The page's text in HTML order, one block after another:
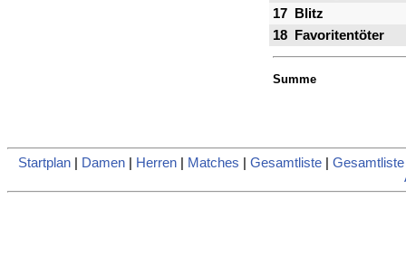
17
Blitz
18
Favoritentöter
Summe
Startplan| Damen| Herren| Matches Gesamtliste|